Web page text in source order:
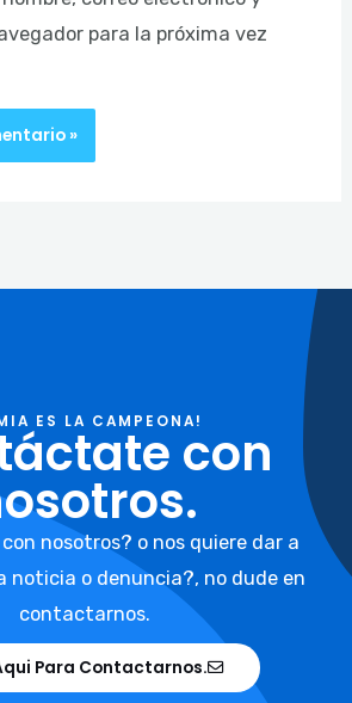
para la próxima vez
ES LA CAMPEONA!con
nosotros? o nos quiere dar a
noticia o denuncia?, no dude en
contactarnos.
Para Contactarnos.